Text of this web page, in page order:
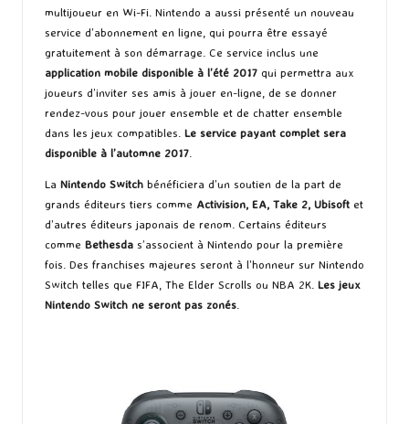
multijoueur en Wi-Fi. Nintendo a aussi présenté un nouveau
service d’abonnement en ligne, qui pourra être essayé
gratuitement à son démarrage. Ce service inclus une
application mobile disponible à l’été 2017 qui permettra aux
joueurs d’inviter ses amis à jouer en-ligne, de se donner
rendez-vous pour jouer ensemble et de chatter ensemble
dans les jeux compatibles. Le service payant complet sera
disponible à l’automne 2017
La Nintendo Switch bénéficiera d’un soutien de la part de
grands éditeurs tiers comme Activision, EA, Take 2, Ubisoft et
d’autres éditeurs japonais de renom. Certains éditeurs
comme Bethesda s’associent à Nintendo pour la première
fois. Des franchises majeures seront à l’honneur sur Nintendo
Switch telles que FIFA, The Elder Scrolls ou NBA 2K. Les jeux
Nintendo Switch ne seront pas zonés